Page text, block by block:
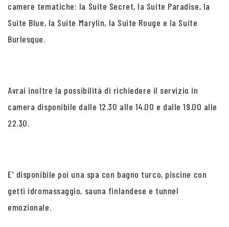
camere tematiche: la Suite Secret, la Suite Paradise, la
Suite Blue, la Suite Marylin, la Suite Rouge e la Suite
Burlesque.
Avrai inoltre la possibilità di richiedere il servizio in
camera disponibile dalle 12.30 alle 14.00 e dalle 19.00 alle
22.30.
E’ disponibile poi una spa con bagno turco, piscine con
getti idromassaggio, sauna finlandese e tunnel
emozionale.